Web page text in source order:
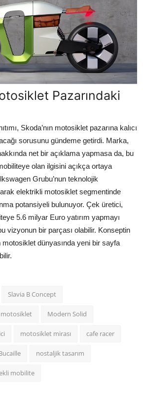
Pazarındaki
Skoda’nın motosiklet pazarına kalıcı
sorusunu gündeme getirdi. Marka,
net bir açıklama yapmasa da, bu
olan ilgisini açıkça ortaya
Grubu’nun teknolojik
elektrikli motosiklet segmentinde
potansiyeli bulunuyor. Çek üretici,
5.6 milyar Euro yatırım yapmayı
vizyonun bir parçası olabilir. Konseptin
motosiklet dünyasında yeni bir sayfa
Slavia B Concept
Modern Solid
motosiklet mirası cafe racer
nostaljik tasarım
mobilite